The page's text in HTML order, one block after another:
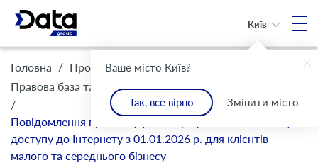
Ваше місто Київ?
Так, все вірно Змінити місто
Київ
Головна / Про Компанію /
Правова база та комплаєнс / Інформація для клієнтів
/
Повідомлення про зміну умов тарифних планів Послуги
доступу до Інтернету з 01.01.2026 р. для клієнтів
малого та середнього бізнесу